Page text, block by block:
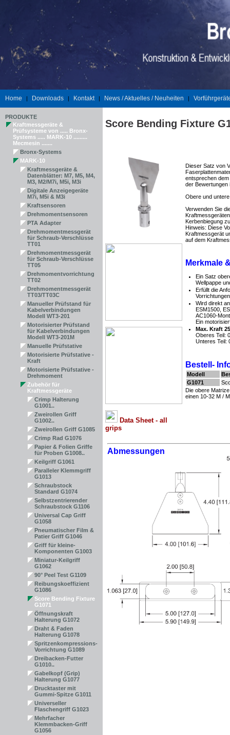
Home | Downloads | Kontakt | News / Aktuelles / Neuheiten |
PRODUKTE
Kraftmessgeräte &
Prüfsysteme von ..... Bronx-
Systems ..... MARK-10 .........
Mecmesin .......
Bronx-Systems
MARK-10
Kraftmessgeräte &
Datenblätter: M7, M5, M4,
M3, M2/M7i, M5i, M3i
Digitale Anzeigegeräte
M7i, M5i & M3i
Kraftsensoren
Drehmomentsensoren
PTA Adapter
Drehmomentmessgerät
für Schraub-Verschlüsse
TT01
Drehmomentmessgerät
für Schraub-Verschlüsse
TT05
Drehmomentvorrichtung
TT02
Drehmomentmessgerät
TT03/TT03C
Manueller Prüfstand für
Kabelverbindungen
Modell WT3-201
Motorisierter Prüfstand
für Kabelverbindungen
Modell WT3-201M
Manuelle Prüfstative
Motorisierte Prüfstative -
Kraft
Motorisierte Prüfstative -
Drehmoment
Zubehör für
Kraftmessgeräte
Crimp Halterung
G1001..
Zweirollen Griff
G1002..
Zweirollen Griff G1085
Crimp Rad G1076
Papier & Folien Griffe
für Proben G1008..
Keilgriff G1061
Paralleler Klemmgriff
G1013
Schraubstock
Standard G1074
Selbstzentrierender
Schraubstock G1106
Universal Cap Griff
G1058
Pneumatischer Film &
Patier Griff G1046
Griff für kleine-
Komponenten G1003
Miniatur-Keilgriff
G1062
90° Peel Test G1109
Reibungskoeffizient
G1086
Score Bending Fixture
G1071
Öffnungskraft
Halterung G1072
Draht & Faden
Halterung G1078
Spritzenkompressions-
Vorrichtung G1089
Dreibacken-Futter
G1010..
Gabelkopf (Grip)
Halterung G1077
Drucktaster mit
Gummi-Spitze G1011
Universeller
Flaschengriff G1023
Mehrfacher
Klemmbacken-Griff
G1056
Score Bending Fixture
Data Sheet - all
grips
Dieser Satz von
entsprechen
der Bewertungen
Obere und
Verwenden Sie
Kerbenbiegung
Hinweis: Diese
Kraftmessgerät
auf dem
Merkmale
Ein Satz
Wellpappe
Erfüllt die
Wird direkt
ESM1500,
AC1060-
Ein
Max. Kraft
Oberes Teil:
Unteres Teil:
Bestell-
Modell
G1071
Die obere
einen 10-32 M /
Abmessungen